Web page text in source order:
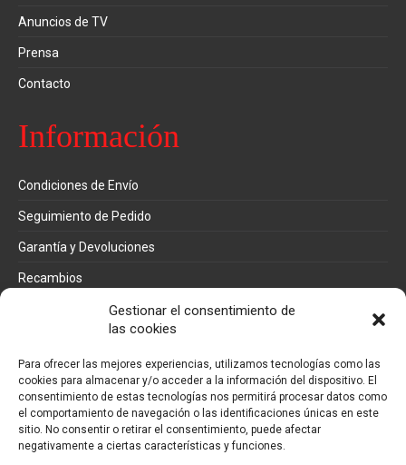
Gestionar el consentimiento de
las cookies
Para ofrecer las mejores experiencias, utilizamos tecnologías como las
cookies para almacenar y/o acceder a la información del dispositivo. El
consentimiento de estas tecnologías nos permitirá procesar datos como
el comportamiento de navegación o las identificaciones únicas en este
sitio. No consentir o retirar el consentimiento, puede afectar
negativamente a ciertas características y funciones.
Anuncios de TV
Prensa
Contacto
Información
Condiciones de Envío
Seguimiento de Pedido
Garantía y Devoluciones
Recambios
Métodos de pago
Mi cuenta
Pedidos
Direcciones